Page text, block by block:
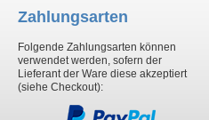
Zahlungsarten
Folgende Zahlungsarten können
verwendet werden, sofern der
Lieferant der Ware diese akzeptiert
(siehe Checkout):